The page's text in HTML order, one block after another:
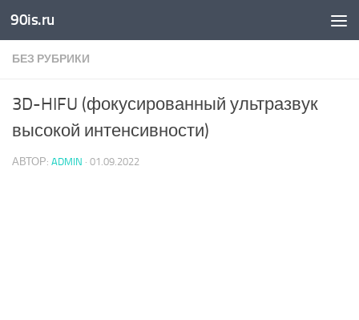
Skip to content
90is.ru
БЕЗ РУБРИКИ
3D-HIFU (фокусированный ультразвук
высокой интенсивности)
АВТОР: ADMIN · 01.09.2022